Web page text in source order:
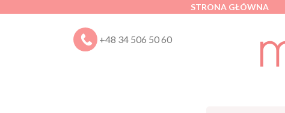
STRONA GŁÓWNA
+48 34 506 50 60